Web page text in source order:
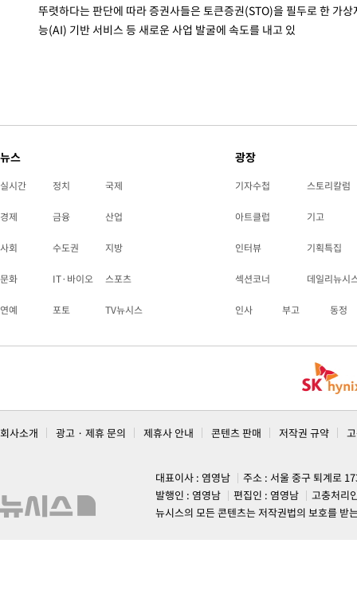
뚜렷하다는 판단에 따라 증권사들은 토큰증권(STO)을 필두로 한 가
능(AI) 기반 서비스 등 새로운 사업 발굴에 속도를 내고 있
뉴스
실시간 정치 국제
경제 금융 산업
사회 수도권 지방
문화 IT·바이오 스포츠
연예 포토 TV뉴시스
광장
기자수첩 스토리칼럼
아트클럽 기고
인터뷰 기획특집
섹션코너 데일리뉴시
인사 부고 동정
회사소개 광고 · 제휴 문의 제휴사 안내 콘텐츠 판매 저작권 규약
대표이사 : 염영남
주소 : 서울 중구 퇴계로
발행인 : 염영남
편집인 : 염영남
고충처리
뉴시스의 모든 콘텐츠는 저작권법의 보호를